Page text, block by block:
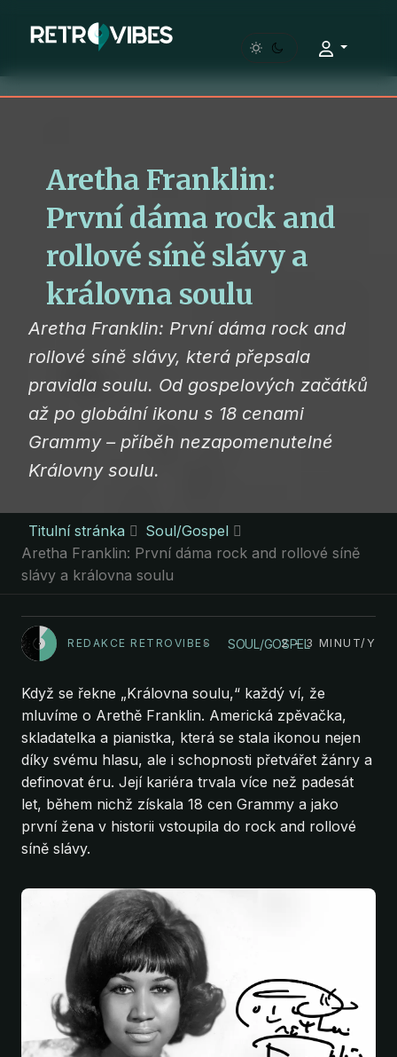
Aretha Franklin:
První dáma rock and
rollové síně slávy a
královna soulu
Aretha Franklin: První dáma rock and
rollové síně slávy, která přepsala
pravidla soulu. Od gospelových začátků
až po globální ikonu s 18 cenami
Grammy – příběh nezapomenutelné
Královny soulu.
Titulní stránka
Soul/Gospel
Aretha Franklin: První dáma rock and rollové síně
slávy a královna soulu
REDAKCE RETROVIBES SOUL/GOSPEL2 - 3 MINUT/Y
Když se řekne „Královna soulu,“ každý ví, že
mluvíme o Arethě Franklin. Americká zpěvačka,
skladatelka a pianistka, která se stala ikonou nejen
díky svému hlasu, ale i schopnosti přetvářet žánry a
definovat éru. Její kariéra trvala více než padesát
let, během nichž získala 18 cen Grammy a jako
první žena v historii vstoupila do rock and rollové
síně slávy.